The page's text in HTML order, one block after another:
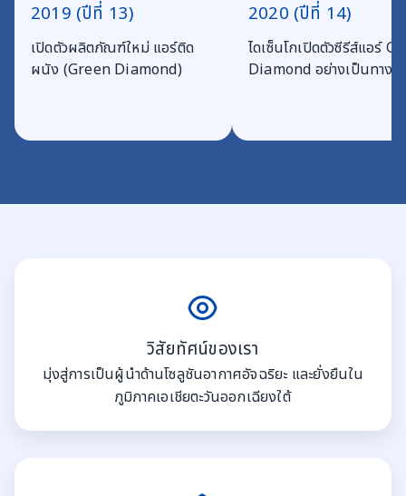
2019 (ปีที่ 13)
เปิดตัวผลิตภัณฑ์ใหม่ แอร์ติด
ผนัง (Green Diamond)
2020 (ปีที่ 14)
ไดเซ็นโกเปิดตัวซีรีส์แอร์
Diamond อย่างเป็นทางก
วิสัยทัศน์ของเรา
มุ่งสู่การเป็นผู้นำด้านโซลูชันอากาศอัจฉริยะ และยั่งยืนใน
ภูมิภาคเอเชียตะวันออกเฉียงใต้